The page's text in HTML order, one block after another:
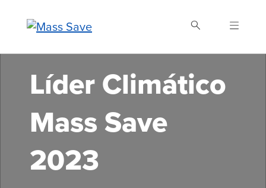
content
Buscar Mass Save
Líder Climático
Mass Save
2023